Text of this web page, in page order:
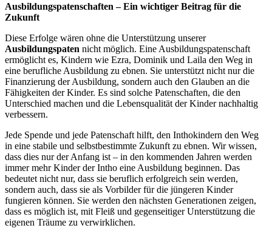
Ausbildungspatenschaften – Ein wichtiger Beitrag für die
Zukunft
Diese Erfolge wären ohne die Unterstützung unserer
Ausbildungspaten nicht möglich. Eine Ausbildungspatenschaft
ermöglicht es, Kindern wie Ezra, Dominik und Laila den Weg in
eine berufliche Ausbildung zu ebnen. Sie unterstützt nicht nur die
Finanzierung der Ausbildung, sondern auch den Glauben an die
Fähigkeiten der Kinder. Es sind solche Patenschaften, die den
Unterschied machen und die Lebensqualität der Kinder nachhaltig
verbessern.
Jede Spende und jede Patenschaft hilft, den Inthokindern den Weg
in eine stabile und selbstbestimmte Zukunft zu ebnen. Wir wissen,
dass dies nur der Anfang ist – in den kommenden Jahren werden
immer mehr Kinder der Intho eine Ausbildung beginnen. Das
bedeutet nicht nur, dass sie beruflich erfolgreich sein werden,
sondern auch, dass sie als Vorbilder für die jüngeren Kinder
fungieren können. Sie werden den nächsten Generationen zeigen,
dass es möglich ist, mit Fleiß und gegenseitiger Unterstützung die
eigenen Träume zu verwirklichen.